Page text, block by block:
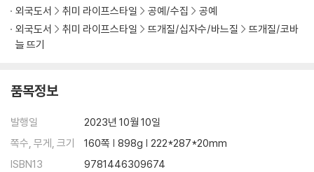
ustrations into delightfully accurate knitted versions, which wi
ll be instantly recognizable to fans of the Peter Rabbit stories.
Once you have knitted the characters, making the clothes ele
and handkerchief, Mrs. Tiggy-winkle's mop cap and apron, the
coat, every detail has been considered and can be recreated
with easy techniques..
외국도서 취미 라이프스타일 공예/수집
공예
외국도서
취미 라이프스타일 뜨개질/십자수/바느질
뜨개질/코바
늘 뜨기
품목정보
발행일
2023년 10월 10일
쪽수, 무게, 크기
160쪽 | 898g | 222*287*20mm
ISBN13
9781446309674